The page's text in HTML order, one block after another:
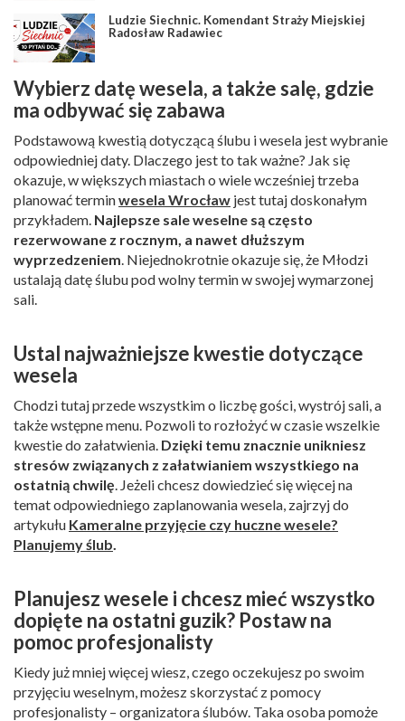
Ludzie Siechnic. Komendant Straży Miejskiej
Radosław Radawiec
Wybierz datę wesela, a także salę, gdzie
ma odbywać się zabawa
Podstawową kwestią dotyczącą ślubu i wesela jest wybranie
odpowiedniej daty. Dlaczego jest to tak ważne? Jak się
okazuje, w większych miastach o wiele wcześniej trzeba
planować terminwesela Wrocław jest tutaj doskonałym
przykładem. Najlepsze sale weselne są często
rezerwowane z rocznym, a nawet dłuższym
wyprzedzeniem. Niejednokrotnie okazuje się, że Młodzi
ustalają datę ślubu pod wolny termin w swojej wymarzonej
sali.
Ustal najważniejsze kwestie dotyczące
wesela
Chodzi tutaj przede wszystkim o liczbę gości, wystrój sali, a
także wstępne menu. Pozwoli to rozłożyć w czasie wszelkie
kwestie do załatwienia. Dzięki temu znacznie unikniesz
stresów związanych z załatwianiem wszystkiego na
ostatnią chwilę. Jeżeli chcesz dowiedzieć się więcej na
temat odpowiedniego zaplanowania wesela, zajrzyj do
artykułu Kameralne przyjęcie czy huczne wesele?
Planujemy ślub.
Planujesz wesele i chcesz mieć wszystko
dopięte na ostatni guzik? Postaw na
pomoc profesjonalisty
Kiedy już mniej więcej wiesz, czego oczekujesz po swoim
przyjęciu weselnym, możesz skorzystać z pomocy
profesjonalisty – organizatora ślubów. Taka osoba pomoże